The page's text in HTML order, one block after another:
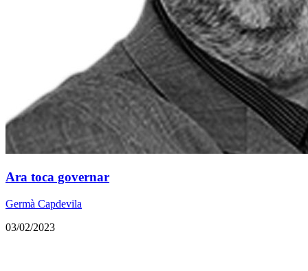
Ara toca governar
Germà Capdevila
03/02/2023